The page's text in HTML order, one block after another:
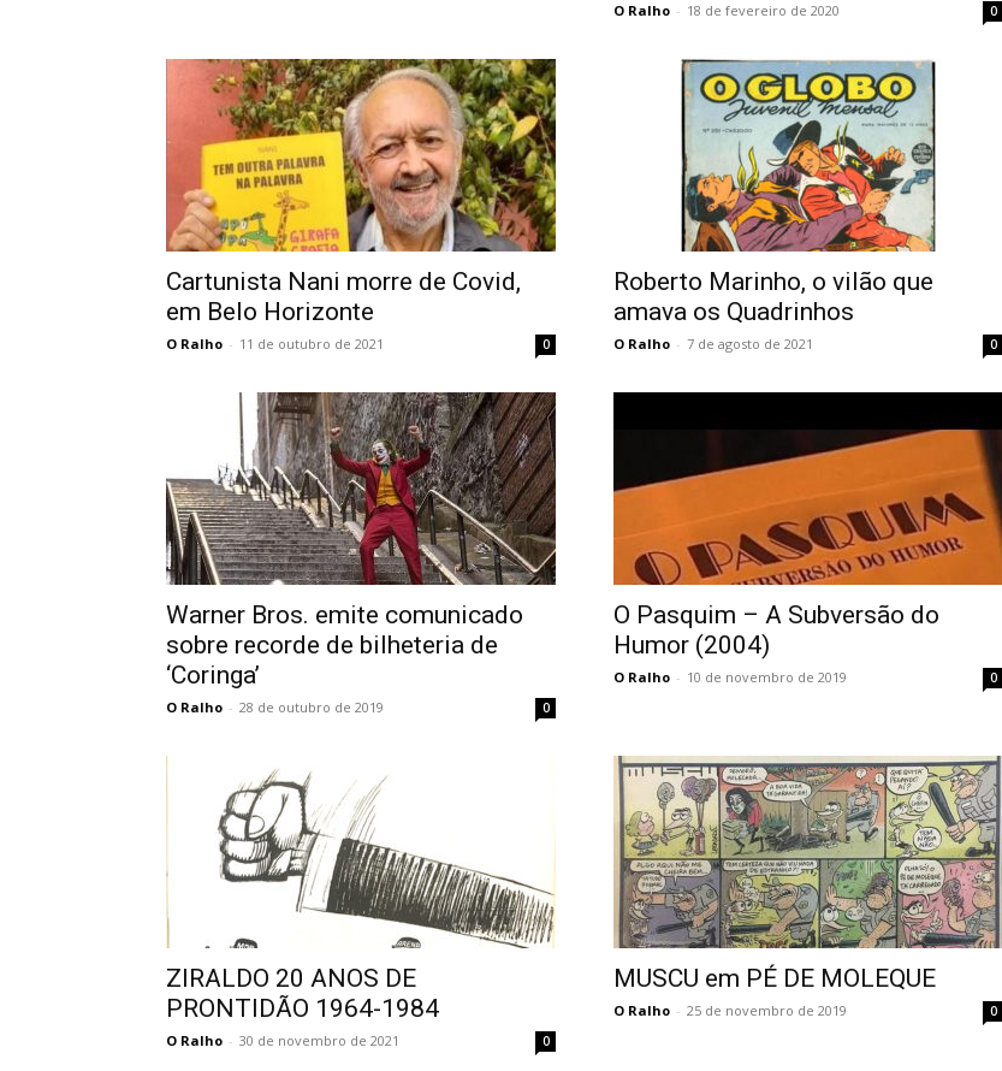
O Ralho - 18 de fevereiro de 2020 0
Cartunista Nani morre de Covid,
em Belo Horizonte
O Ralho - 11 de outubro de 2021 0
Roberto Marinho, o vilão que
amava os Quadrinhos
O Ralho - 7 de agosto de 2021 0
Warner Bros. emite comunicado
sobre recorde de bilheteria de
‘Coringa’
O Ralho - 28 de outubro de 2019 0
O Pasquim – A Subversão do
Humor (2004)
O Ralho - 10 de novembro de 2019 0
ZIRALDO 20 ANOS DE
PRONTIDÃO 1964-1984
O Ralho - 30 de novembro de 2021 0
MUSCU em PÉ DE MOLEQUE
O Ralho - 25 de novembro de 2019 0